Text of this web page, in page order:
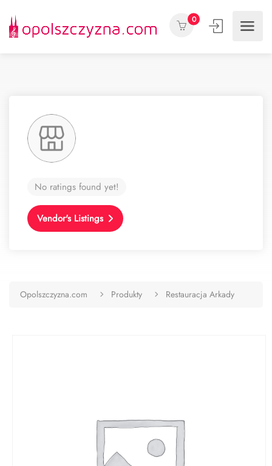
0
No ratings found yet!
Vendor's Listings
Opolszczyzna.com Produkty Restauracja Arkady